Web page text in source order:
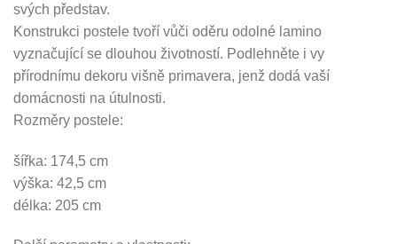
svých představ.
Konstrukci postele tvoří vůči oděru odolné lamino
vyznačující se dlouhou životností. Podlehněte i vy
přírodnímu dekoru višně primavera, jenž dodá vaší
domácnosti na útulnosti.
Rozměry postele:
šířka: 174,5 cm
výška: 42,5 cm
délka: 205 cm